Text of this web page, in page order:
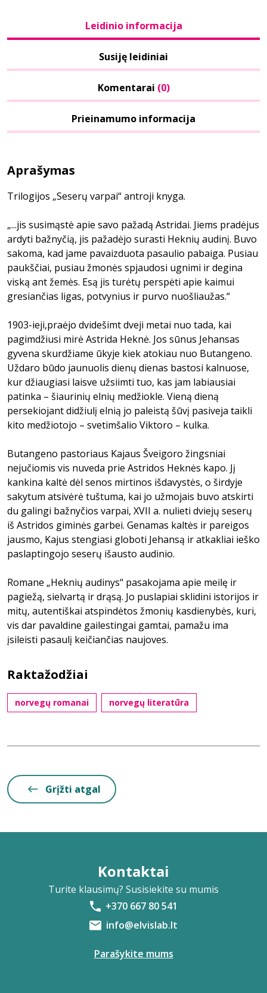
Leidinio informacija
Susiję leidiniai
Komentarai (0)
Prieinamumo informacija
Aprašymas
Trilogijos „Seserų varpai“ antroji knyga.
„...jis susimąstė apie savo pažadą Astridai. Jiems pradėjus
ardyti bažnyčią, jis pažadėjo surasti Heknių audinį. Buvo
sakoma, kad jame pavaizduota pasaulio pabaiga. Pusiau
paukščiai, pusiau žmonės spjaudosi ugnimi ir degina
viską ant žemės. Esą jis turėtų perspėti apie kaimui
gresiančias ligas, potvynius ir purvo nuošliaužas.“
1903-ieji,praėjo dvidešimt dveji metai nuo tada, kai
pagimdžiusi mirė Astrida Heknė. Jos sūnus Jehansas
gyvena skurdžiame ūkyje kiek atokiau nuo Butangeno.
Uždaro būdo jaunuolis dienų dienas bastosi kalnuose,
kur džiaugiasi laisve užsiimti tuo, kas jam labiausiai
patinka – šiaurinių elnių medžiokle. Vieną dieną
persekiojant didžiulį elnią jo paleistą šūvį pasiveja taikli
kito medžiotojo – svetimšalio Viktoro – kulka.
Butangeno pastoriaus Kajaus Šveigoro žingsniai
nejučiomis vis nuveda prie Astridos Heknės kapo. Jį
kankina kaltė dėl senos mirtinos išdavystės, o širdyje
sakytum atsivėrė tuštuma, kai jo užmojais buvo atskirti
du galingi bažnyčios varpai, XVII a. nulieti dviejų seserų
iš Astridos giminės garbei. Genamas kaltės ir pareigos
jausmo, Kajus stengiasi globoti Jehansą ir atkakliai ieško
paslaptingojo seserų išausto audinio.
Romane „Heknių audinys“ pasakojama apie meilę ir
pagiežą, sielvartą ir drąsą. Jo puslapiai sklidini istorijos ir
mitų, autentiškai atspindėtos žmonių kasdienybės, kuri,
vis dar pavaldine gailestingai gamtai, pamažu ima
įsileisti pasaulį keičiančias naujoves.
Raktažodžiai
norvegų romanai norvegų literatūra
Grįžti atgal
Kontaktai
Turite klausimų? Susisiekite su mumis
+370 667 80 541
info@elvislab.lt
Parašykite mums